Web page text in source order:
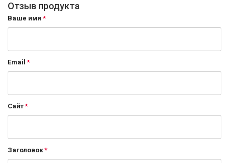
Отзыв продукта
Ваше имя
Email
Сайт
Заголовок